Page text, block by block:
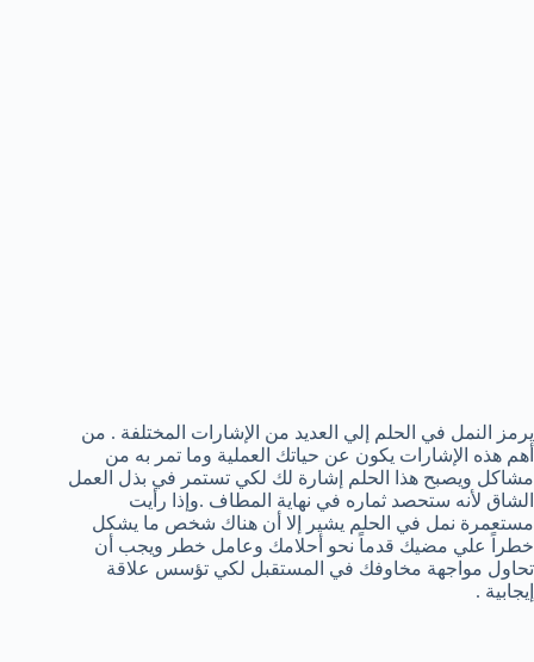
يرمز النمل في الحلم إلي العديد من الإشارات المختلفة . من
أهم هذه الإشارات يكون عن حياتك العملية وما تمر به من
مشاكل ويصبح هذا الحلم إشارة لك لكي تستمر في بذل العمل
الشاق لأنه ستحصد ثماره في نهاية المطاف .وإذا رأيت
مستعمرة نمل في الحلم يشير إلا أن هناك شخص ما يشكل
خطراً علي مضيك قدماً نحو أحلامك وعامل خطر ويجب أن
تحاول مواجهة مخاوفك في المستقبل لكي تؤسس علاقة
إيجابية .